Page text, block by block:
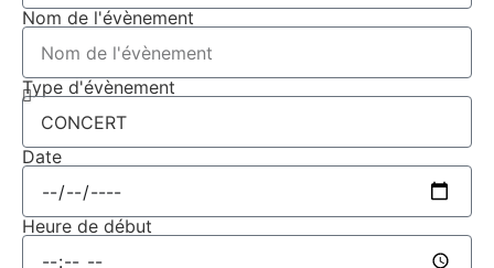
Nom de l'évènement
Type d'évènement
Date
Heure de début